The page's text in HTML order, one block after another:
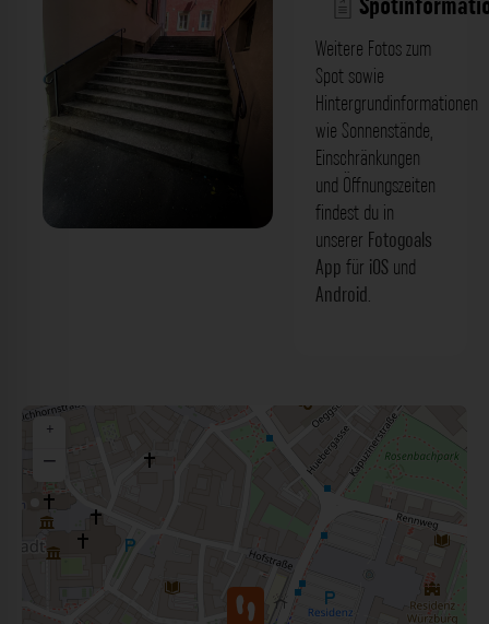
Weitere Fotos zum
Spot sowie
Hintergrundinformationen
wie Sonnenstände,
Einschränkungen
und Öffnungszeiten
findest du in
unserer Fotogoals
App für iOS und
Android.
+
−